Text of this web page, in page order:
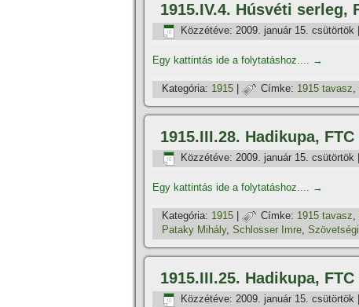
1915.IV.4. Húsvéti serleg,
Közzétéve: 2009. január 15. csütörtök
Egy kattintás ide a folytatáshoz.... →
Kategória: 1915 Címke: 1915 tavasz,
1915.III.28. Hadikupa,
Közzétéve: 2009. január 15. csütörtök
Egy kattintás ide a folytatáshoz.... →
Kategória: 1915 Címke: 1915 tavasz,
Pataky Mihály, Schlosser Imre,
1915.III.25. Hadikupa, FTC
Közzétéve: 2009. január 15. csütörtök